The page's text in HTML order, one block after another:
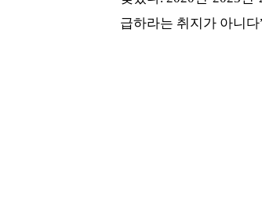
급하라는 취지가 아니